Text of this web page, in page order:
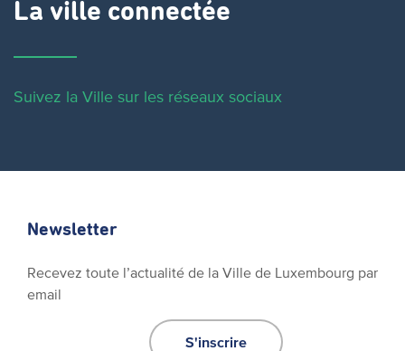
La ville connectée
Suivez la Ville sur les réseaux sociaux
Newsletter
Recevez toute l’actualité de la Ville de Luxembourg par
email
S'inscrire